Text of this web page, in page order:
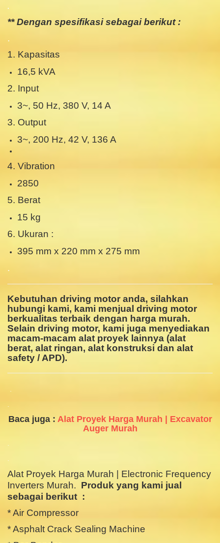
.
** Dengan spesifikasi sebagai berikut :
.
1. Kapasitas
16,5 kVA
2. Input
3~, 50 Hz, 380 V, 14 A
3. Output
3~, 200 Hz, 42 V, 136 A
4. Vibration
2850
5. Berat
15 kg
6. Ukuran :
395 mm x 220 mm x 275 mm
.
Kebutuhan driving motor anda, silahkan
hubungi kami, kami menjual driving motor
berkualitas terbaik dengan harga murah.
Selain driving motor, kami juga menyediakan
macam-macam alat proyek lainnya (alat
berat, alat ringan, alat konstruksi dan alat
safety / APD).
.
.
Baca juga : Alat Proyek Harga Murah | Excavator
Auger Murah
.
.
Alat Proyek Harga Murah | Electronic Frequency
Inverters Murah. Produk yang kami jual
sebagai berikut :
* Air Compressor
* Asphalt Crack Sealing Machine